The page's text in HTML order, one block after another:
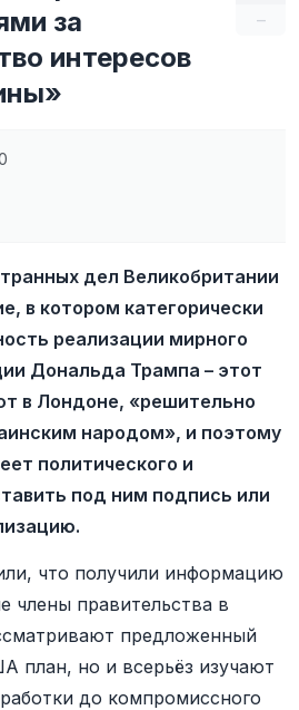
–
за
интересов
дел Великобритании
в котором категорически
реализации мирного
Дональда Трампа – этот
в Лондоне, «решительно
народом», и поэтому
политического и
под ним подпись или
что получили информацию
члены правительства в
предложенный
план, но и всерьёз изучают
до компромиссного